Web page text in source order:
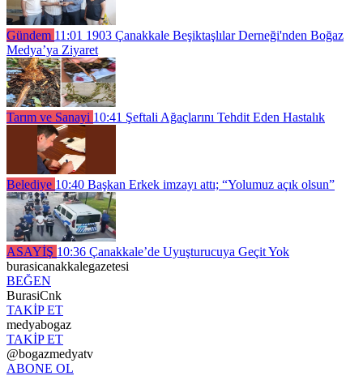
Gündem 11:01 1903 Çanakkale Beşiktaşlılar Derneği'nden Boğaz
Medya’ya Ziyaret
Tarım ve Sanayi 10:41 Şeftali Ağaçlarını Tehdit Eden Hastalık
Belediye 10:40 Başkan Erkek imzayı attı; “Yolumuz açık olsun”
ASAYİŞ 10:36 Çanakkale’de Uyuşturucuya Geçit Yok
burasicanakkalegazetesi
BEĞEN
BurasiCnk
TAKİP ET
medyabogaz
TAKİP ET
@bogazmedyatv
ABONE OL